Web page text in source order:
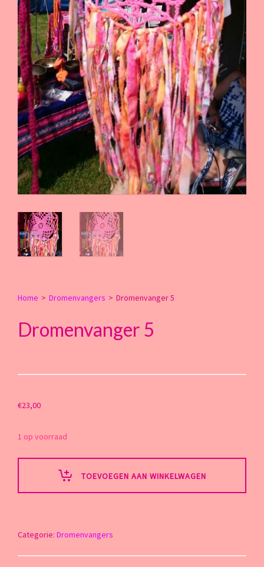
Home > Dromenvangers > Dromenvanger 5
Dromenvanger 5
€23,00
1 op voorraad
TOEVOEGEN AAN WINKELWAGEN
Categorie: Dromenvangers